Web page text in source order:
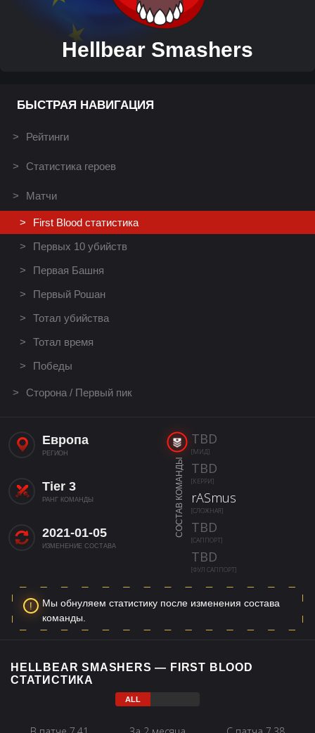
Hellbear Smashers
БЫСТРАЯ НАВИГАЦИЯ
Рейтинги
Статистика героев
Матчи
First Blood статистика
Первых 10 убийств
Первая Башня
Первый Рошан
Тотал убийства
Тотал время
Победы
Сторона / Первый пик
Европа
РЕГИОН
Tier 3
РАНГ КОМАНДЫ
2021-01-05
ИЗМЕНЕНИЕ СОСТАВА
СОСТАВ КОМАНДЫ
TBD
[МИД]
TBD
[КЕРРИ]
rASmus
[СЛОЖНАЯ]
TBD
[САППОРТ]
TBD
[ФУЛ САППОРТ]
Мы обнуляем статистику после изменения состава
команды.
HELLBEAR SMASHERS — FIRST BLOOD
СТАТИСТИКА